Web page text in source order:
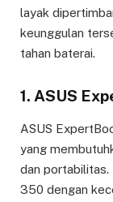
layak
keunggulan
tahan baterai.
1. ASUS
ASUS
yang
dan
350 dengan